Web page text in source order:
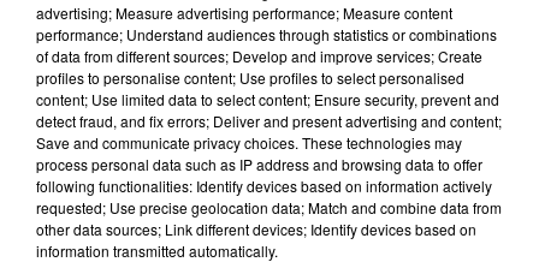
7 août 2026
Ardennes - Un réveil frais ce vendredi avant le
retour de la canicule
7 août 2026
Ardennes - Woinic, le plus grand sanglier du
monde, fête ses 18 ans
advertising; Measure advertising performance; Measure content
performance; Understand audiences through statistics or combinations
of data from different sources; Develop and improve services; Create
profiles to personalise content; Use profiles to select personalised
content; Use limited data to select content; Ensure security, prevent and
detect fraud, and fix errors; Deliver and present advertising and content;
Save and communicate privacy choices. These technologies may
process personal data such as IP address and browsing data to offer
following functionalities: Identify devices based on information actively
requested; Use precise geolocation data; Match and combine data from
other data sources; Link different devices; Identify devices based on
information transmitted automatically.